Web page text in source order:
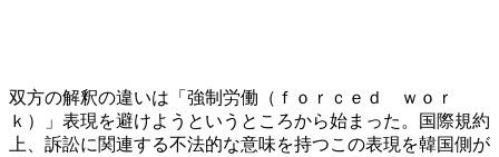
双方の解釈の違いは「強制労働（ｆｏｒｃｅｄ ｗｏｒ
ｋ）」表現を避けようというところから始まった。国際規約
上、訴訟に関連する不法的な意味を持つこの表現を韓国側が